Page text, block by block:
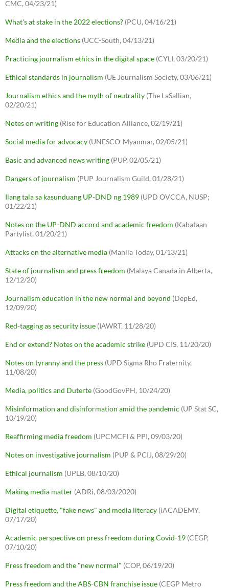
CMC, 04/23/21)
What's at stake in the 2022 elections? (PCU, 04/16/21)
Media and the elections (UCC-South, 04/13/21)
Practicing journalism ethics in the digital space (CYLI, 03/20/21)
Ethical standards in journalism (UE Journalism Society, 03/06/21)
Journalism ethics and the myth of neutrality (The LaSallian,
02/20/21)
Notes on writing (Rise for Education Alliance, 02/19/21)
Social media for advocacy (UNESCO-Myanmar, 02/05/21)
Basic and advanced news writing (PUP, 02/05/21)
Dangers of journalism (PUP Journalism Guild, 01/28/21)
Ilang tala sa kasunduang UP-DND ng 1989 (UPD OVCCA, NUSP;
01/22/21)
Notes on the UP-DND accord and academic freedom (Kabataan
Partylist, 01/20/21)
Attacks on the alternative media (Manila Today, 01/13/21)
State of journalism and press freedom (Malaya Canada in Alberta,
12/12/20)
Journalism education in the new normal and beyond (DepEd,
12/09/20)
Red-tagging as security issue (IAWRT, 11/28/20)
End or extend? Notes on the academic strike (UPD CIS, 11/20/20)
Notes on tyranny and the press (UPD Sigma Rho Fraternity,
11/08/20)
Media, politics and Duterte (GoodGovPH, 10/24/20)
Misinformation and disinformation amid the pandemic (UP Stat SC,
10/19/20)
Reaffirming media freedom (UPCMCFI & PPI, 09/03/20)
Notes on investigative journalism (PUP & PCIJ, 08/29/20)
Ethical journalism (UPLB, 08/10/20)
Making media matter (ADRi, 08/03/2020)
Digital etiquette, "fake news" and media literacy (iACADEMY,
07/17/20)
Academic perspective on press freedom during Covid-19 (CEGP,
07/10/20)
Press freedom and the "new normal" (COP, 06/19/20)
Press freedom and the ABS-CBN franchise issue (CEGP Metro